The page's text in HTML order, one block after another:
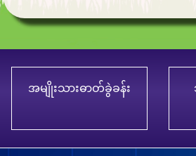
အမျိုးသားဓာတ်ခွဲခန်း